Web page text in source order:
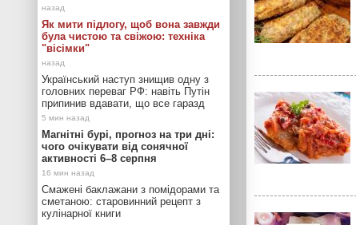
Як мити підлогу, щоб вона завжди
була чистою та свіжою: техніка
"вісімки"
Український наступ знищив одну з
головних переваг РФ: навіть Путін
припинив вдавати, що все гаразд
Магнітні бурі, прогноз на три дні:
чого очікувати від сонячної
активності 6–8 серпня
Смажені баклажани з помідорами та
сметаною: старовинний рецепт з
кулінарної книги